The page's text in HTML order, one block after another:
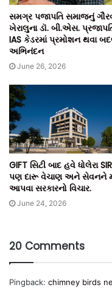
સમગ્ર પજાપતિ સમાજનું
ખેરાલુના ડૉ. બી.એસ.
IAS કેડરમાં પ્રમોશન થવા
અભિનંદન
June 26, 2026
GIFT સિટી બાદ હવે ધોલેરા
પણ દારૂ વેચાણ અને સેવનને
આપવા સરકારનો વિચાર.
June 24, 2026
20 Comments
Pingback: chimney birds